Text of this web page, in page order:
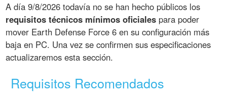
A día 9/8/2026 todavía no se han hecho públicos los
requisitos técnicos mínimos oficiales para poder
mover Earth Defense Force 6 en su configuración más
baja en PC. Una vez se confirmen sus especificaciones
actualizaremos esta sección.
Requisitos Recomendados